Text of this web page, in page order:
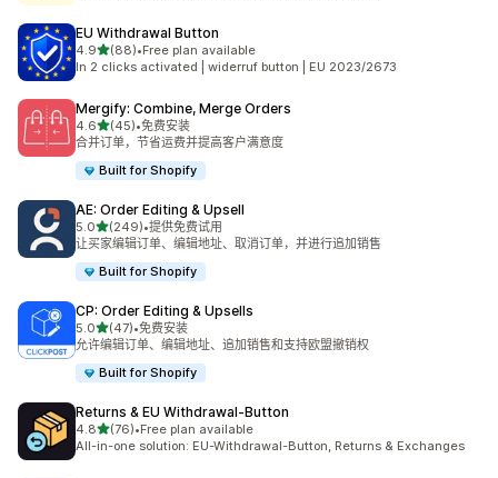
EU Withdrawal Button
4.9星（满分 5 星）
(88)
总共 88 条评论
•Free plan available
In 2 clicks activated | widerruf button | EU 2023/2673
Mergify: Combine, Merge Orders
4.6星（满分 5 星）
(45)
总共 45 条评论
•免费安装
合并订单，节省运费并提高客户满意度
Built for Shopify
AE: Order Editing & Upsell
5.0星（满分 5 星）
(249)
总共 249 条评论
•提供免费试用
让买家编辑订单、编辑地址、取消订单，并进行追加销售
Built for Shopify
CP: Order Editing & Upsells
5.0星（满分 5 星）
(47)
总共 47 条评论
•免费安装
允许编辑订单、编辑地址、追加销售和支持欧盟撤销权
Built for Shopify
Returns & EU Withdrawal‑Button
4.8星（满分 5 星）
(76)
总共 76 条评论
•Free plan available
All-in-one solution: EU-Withdrawal-Button, Returns & Exchanges